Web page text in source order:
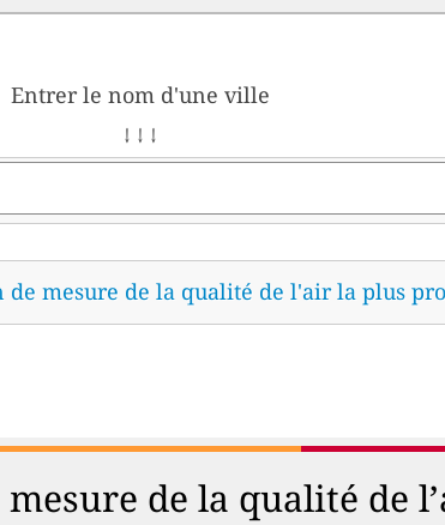
Entrer le nom d'une ville
↓ ↓ ↓
mesure de la qualité de l'air la plus
de la qualité de